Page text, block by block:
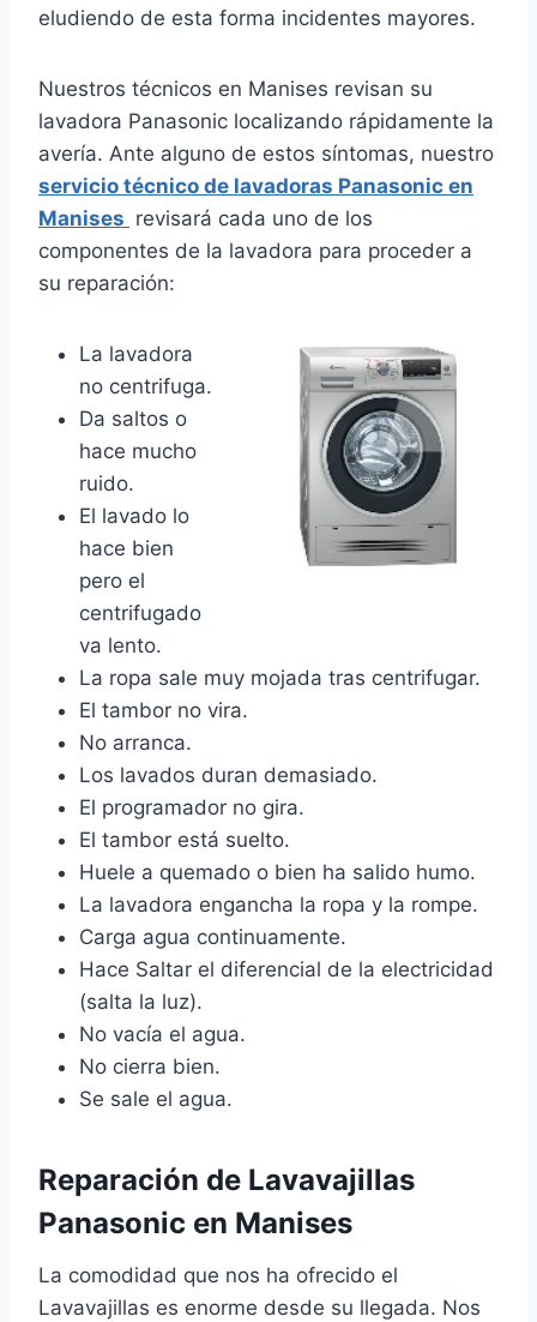
eludiendo de esta forma incidentes mayores.
Nuestros técnicos en Manises revisan su
lavadora Panasonic localizando rápidamente la
avería. Ante alguno de estos síntomas, nuestro
servicio técnico de lavadoras Panasonic en
Manises revisará cada uno de los
componentes de la lavadora para proceder a
su reparación:
La lavadora
no centrifuga.
Da saltos o
hace mucho
ruido.
El lavado lo
hace bien
pero el
centrifugado
va lento.
La ropa sale muy mojada tras centrifugar.
El tambor no vira.
No arranca.
Los lavados duran demasiado.
El programador no gira.
El tambor está suelto.
Huele a quemado o bien ha salido humo.
La lavadora engancha la ropa y la rompe.
Carga agua continuamente.
Hace Saltar el diferencial de la electricidad
(salta la luz).
No vacía el agua.
No cierra bien.
Se sale el agua.
Reparación de Lavavajillas
Panasonic en Manises
La comodidad que nos ha ofrecido el
Lavavajillas es enorme desde su llegada. Nos